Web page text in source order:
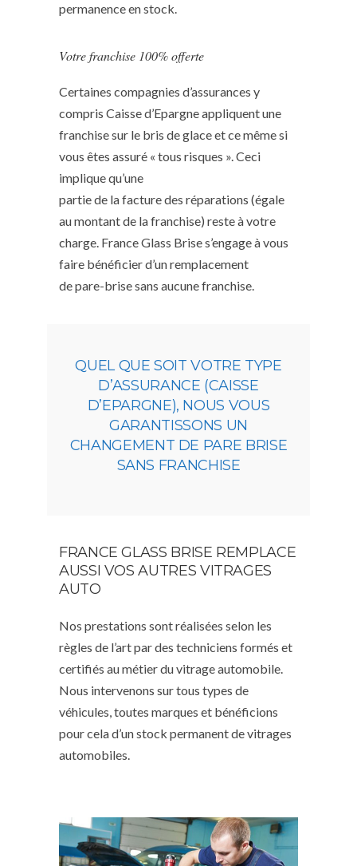
permanence en stock.
Votre franchise 100% offerte
Certaines compagnies d’assurances y
compris Caisse d’Epargne appliquent une
franchise sur le bris de glace et ce même si
vous êtes assuré « tous risques ». Ceci
implique qu’une
partie de la facture des réparations (égale
au montant de la franchise) reste à votre
charge. France Glass Brise s’engage à vous
faire bénéficier d’un remplacement
de pare-brise sans aucune franchise.
QUEL QUE SOIT VOTRE TYPE
D’ASSURANCE (CAISSE
D’EPARGNE), NOUS VOUS
GARANTISSONS UN
CHANGEMENT DE PARE BRISE
SANS FRANCHISE
FRANCE GLASS BRISE REMPLACE
AUSSI VOS AUTRES VITRAGES
AUTO
Nos prestations sont réalisées selon les
règles de l’art par des techniciens formés et
certifiés au métier du vitrage automobile.
Nous intervenons sur tous types de
véhicules, toutes marques et bénéficions
pour cela d’un stock permanent de vitrages
automobiles.